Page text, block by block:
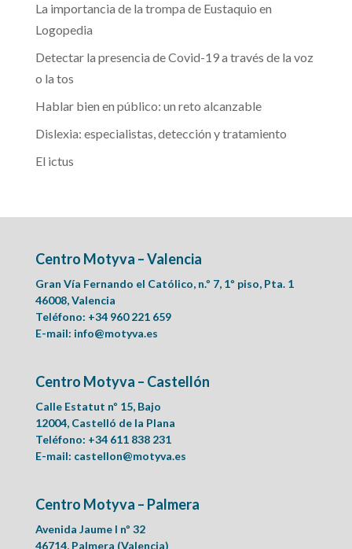
La importancia de la trompa de Eustaquio en
Logopedia
Detectar la presencia de Covid-19 a través de la voz
o la tos
Hablar bien en público: un reto alcanzable
Dislexia: especialistas, detección y tratamiento
El ictus
Centro Motyva – Valencia
Gran Vía Fernando el Católico, n.º 7, 1º piso, Pta. 1
46008, Valencia
Teléfono: +34 960 221 659
E-mail: info@motyva.es
Centro Motyva – Castellón
Calle Estatut nº 15, Bajo
12004, Castelló de la Plana
Teléfono: +34 611 838 231
E-mail: castellon@motyva.es
Centro Motyva – Palmera
Avenida Jaume I nº 32
46714, Palmera (Valencia)